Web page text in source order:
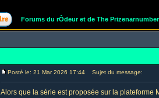
Forums du rÔdeur et de The
Posté le: 21 Mar 2026 17:44 Sujet du message:
Alors que la série est proposée sur la plateforme